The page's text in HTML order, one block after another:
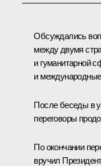
Обсуждались
между двумя
и гуманитарной
и
После беседы в
переговоры
По окончании
вручил